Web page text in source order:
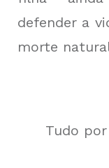
defender a
morte
Tudo